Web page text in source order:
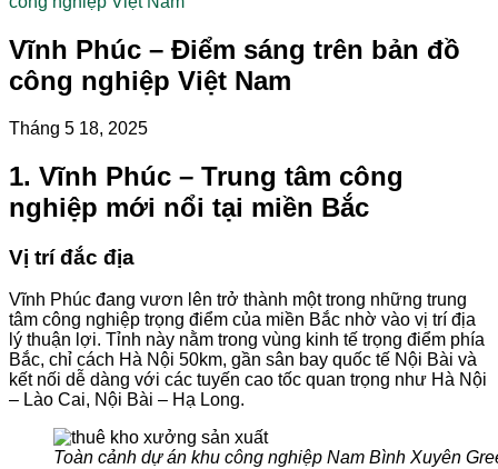
Vĩnh Phúc – Điểm sáng trên bản đồ
công nghiệp Việt Nam
Tháng 5 18, 2025
1. Vĩnh Phúc – Trung tâm công
nghiệp mới nổi tại miền Bắc
Vị trí đắc địa
Vĩnh Phúc đang vươn lên trở thành một trong những trung
tâm công nghiệp trọng điểm của miền Bắc nhờ vào vị trí địa
lý thuận lợi. Tỉnh này nằm trong vùng kinh tế trọng điểm phía
Bắc, chỉ cách Hà Nội 50km, gần sân bay quốc tế Nội Bài và
kết nối dễ dàng với các tuyến cao tốc quan trọng như Hà Nội
– Lào Cai, Nội Bài – Hạ Long.
Toàn cảnh dự án khu công nghiệp Nam Bình Xuyên